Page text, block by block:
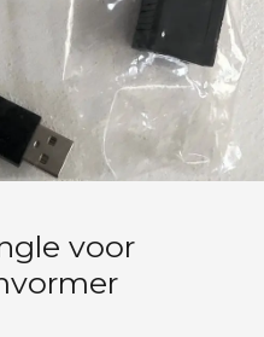
voor